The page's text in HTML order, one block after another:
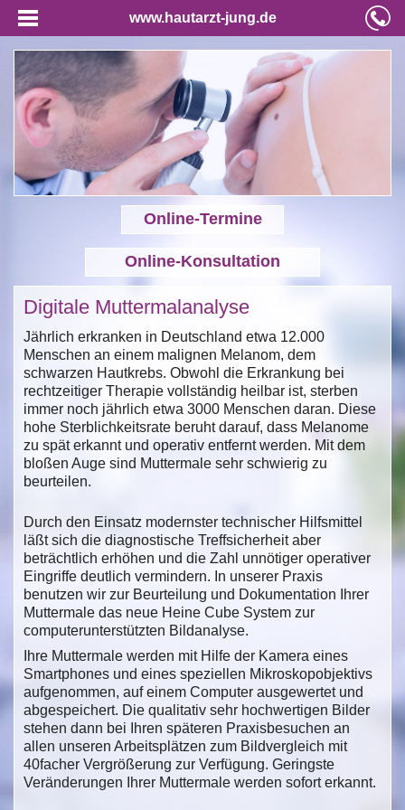
www.hautarzt-jung.de
Online-Termine
Online-Konsultation
Digitale Muttermalanalyse
Jährlich erkranken in Deutschland etwa 12.000
Menschen an einem malignen Melanom, dem
schwarzen Hautkrebs. Obwohl die Erkrankung bei
rechtzeitiger Therapie vollständig heilbar ist, sterben
immer noch jährlich etwa 3000 Menschen daran. Diese
hohe Sterblichkeitsrate beruht darauf, dass Melanome
zu spät erkannt und operativ entfernt werden. Mit dem
bloßen Auge sind Muttermale sehr schwierig zu
beurteilen.
Durch den Einsatz modernster technischer Hilfsmittel
läßt sich die diagnostische Treffsicherheit aber
beträchtlich erhöhen und die Zahl unnötiger operativer
Eingriffe deutlich vermindern. In unserer Praxis
benutzen wir zur Beurteilung und Dokumentation Ihrer
Muttermale das neue Heine Cube System zur
computerunterstützten Bildanalyse.
Ihre Muttermale werden mit Hilfe der Kamera eines
Smartphones und eines speziellen Mikroskopobjektivs
aufgenommen, auf einem Computer ausgewertet und
abgespeichert. Die qualitativ sehr hochwertigen Bilder
stehen dann bei Ihren späteren Praxisbesuchen an
allen unseren Arbeitsplätzen zum Bildvergleich mit
40facher Vergrößerung zur Verfügung. Geringste
Veränderungen Ihrer Muttermale werden sofort erkannt.